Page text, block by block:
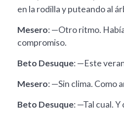
en la rodilla y puteando al
Mesero: —Otro ritmo.
compromiso.
Beto Desuque: —Este
Mesero: —Sin clima. Como
Beto Desuque: —Tal cual.